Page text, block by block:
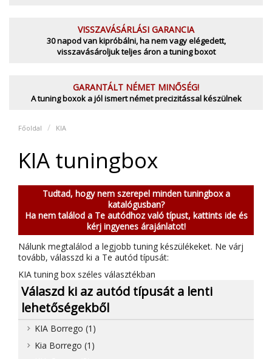
VISSZAVÁSÁRLÁSI GARANCIA
30 napod van kipróbálni, ha nem vagy elégedett,
visszavásároljuk teljes áron a tuning boxot
GARANTÁLT NÉMET MINŐSÉG!
A tuning boxok a jól ismert német precizitással készülnek
Főoldal KIA
KIA tuningbox
Tudtad, hogy nem szerepel minden tuningbox a
katalógusban?
Ha nem találod a Te autódhoz való típust, kattints ide és
kérj ingyenes árajánlatot!
Nálunk megtalálod a legjobb tuning készülékeket. Ne várj
tovább, válasszd ki a Te autód típusát:
KIA tuning box széles választékban
Válaszd ki az autód típusát a lenti
lehetőségekből
KIA Borrego (1)
Kia Borrego (1)